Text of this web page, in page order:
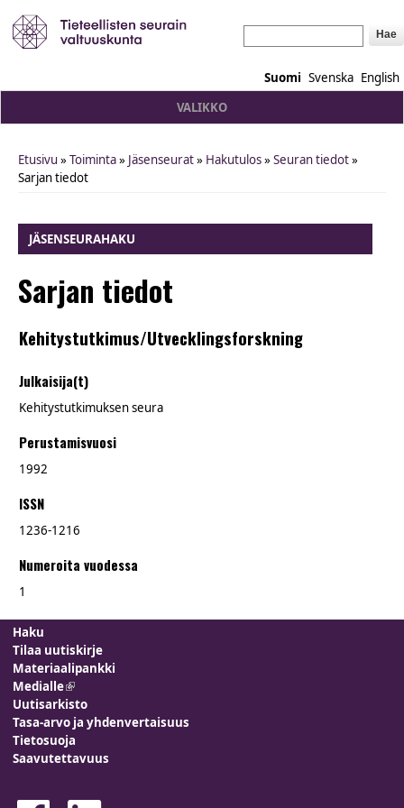
Suomi Svenska English
VALIKKO
You are here
Etusivu»Toiminta» Jäsenseurat» Hakutulos»Seuran tiedot»
Sarjan tiedot
JÄSENSEURAHAKU
Sarjan tiedot
Kehitystutkimus/Utvecklingsforskning
Julkaisija(t)
Kehitystutkimuksen seura
Perustamisvuosi
1992
ISSN
1236-1216
Numeroita vuodessa
1
Haku
Tilaa uutiskirje
Materiaalipankki
Medialle(link is external)
Uutisarkisto
Tasa-arvo ja yhdenvertaisuus
Tietosuoja
Saavutettavuus